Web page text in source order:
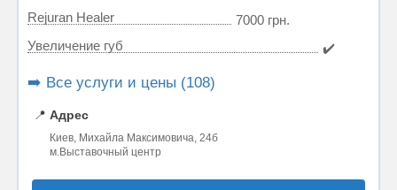
Rejuran Healer
7000 грн.
Увеличение губ
✔️
➡️ Все услуги и цены (108)
📍 Адрес
Киев, Михайла Максимовича, 24б
м.Выставочный центр